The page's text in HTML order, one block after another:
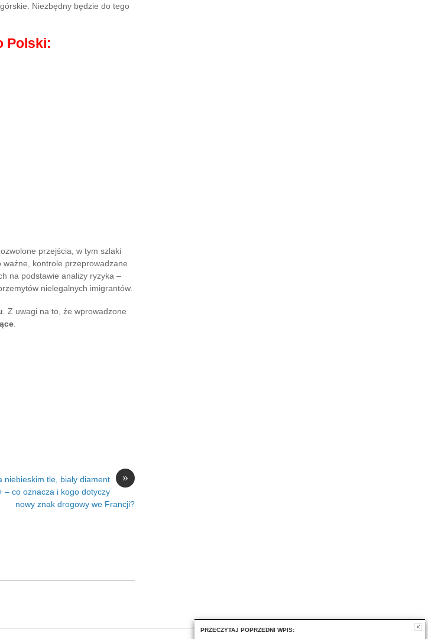
Niezbędny będzie do tego
Polski:
przejścia, w tym szlaki
ważne, kontrole przeprowadzane
na podstawie analizy ryzyka –
nielegalnych imigrantów.
. Z uwagi na to, że wprowadzone
»
niebieskim tle, biały diament
– co oznacza i kogo dotyczy
nowy znak drogowy we Francji?
PRZECZYTAJ POPRZEDNI WPIS: